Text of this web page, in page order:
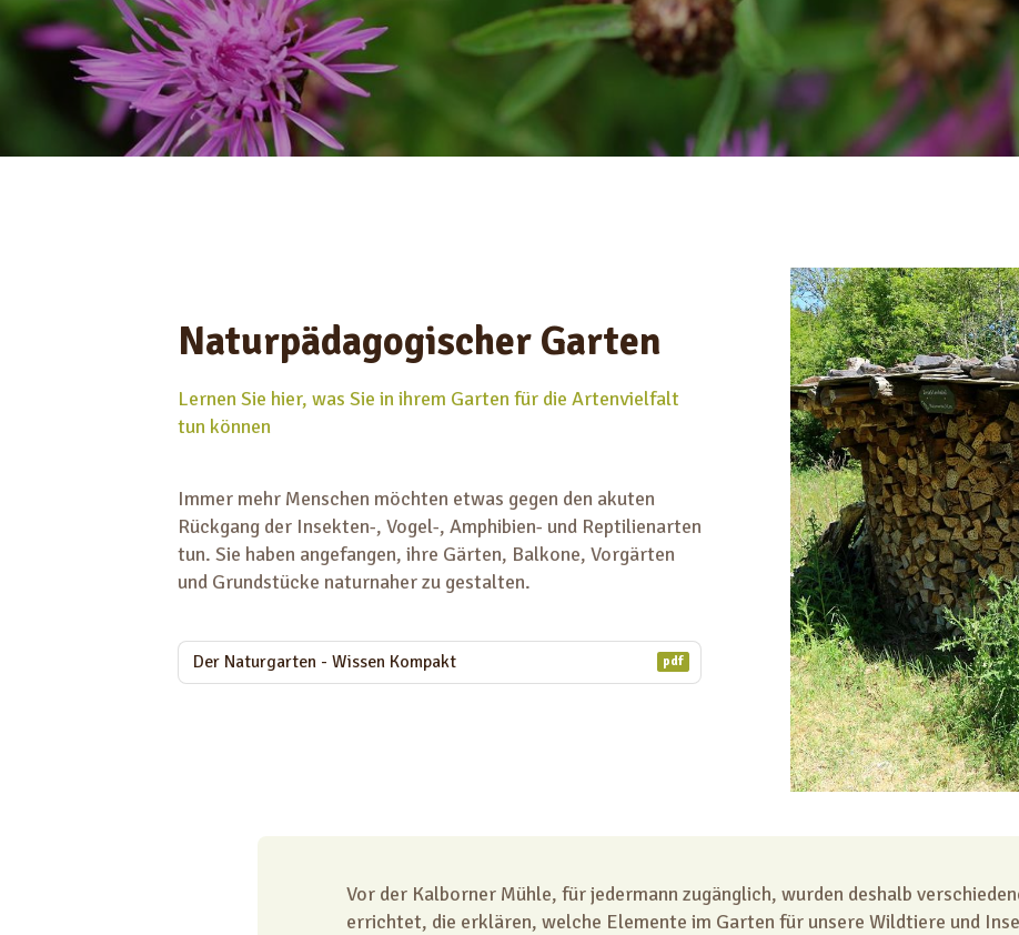
Naturpädagogischer Garten
Lernen Sie hier, was Sie in ihrem Garten für die Artenvielfalt
tun können
Immer mehr Menschen möchten etwas gegen den akuten
Rückgang der Insekten-, Vogel-, Amphibien- und Reptilienarten
tun. Sie haben angefangen, ihre Gärten, Balkone, Vorgärten
und Grundstücke naturnaher zu gestalten.
pdf
Der Naturgarten - Wissen Kompakt
Vor der Kalborner Mühle, für jedermann zugänglich, wurden deshalb
errichtet, die erklären, welche Elemente im Garten für unsere Wildtiere und